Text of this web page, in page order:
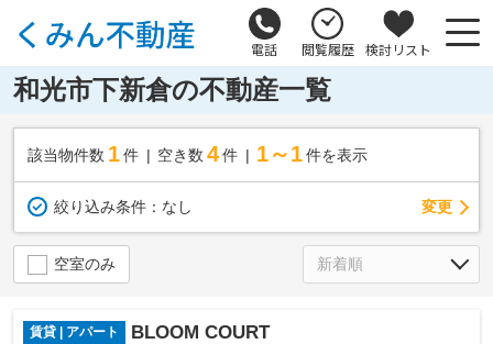
電話 閲覧履歴 検討リスト
和光市下新倉の不動産一覧
該当物件数 1件 空き数 4 件 1～1 件を表示
絞り込み条件： なし 変更
空室のみ
賃貸 | アパート BLOOM COURT